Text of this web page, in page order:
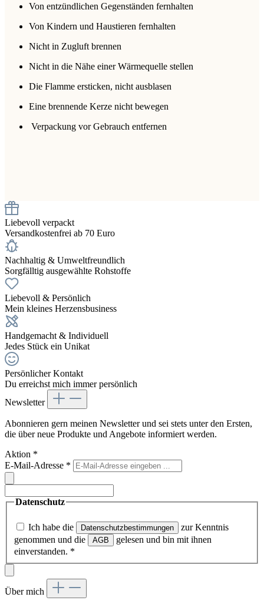
Von entzündlichen Gegenständen fernhalten
Von Kindern und Haustieren fernhalten
Nicht in Zugluft brennen
Nicht in die Nähe einer Wärmequelle stellen
Die Flamme ersticken, nicht ausblasen
Eine brennende Kerze nicht bewegen
Verpackung vor Gebrauch entfernen
Liebevoll verpackt
Versandkostenfrei ab 70 Euro
Nachhaltig & Umweltfreundlich
Sorgfälltig ausgewählte Rohstoffe
Liebevoll & Persönlich
Mein kleines Herzensbusiness
Handgemacht & Individuell
Jedes Stück ein Unikat
Persönlicher Kontakt
Du erreichst mich immer persönlich
Newsletter
Abonnieren gern meinen Newsletter und sei stets unter den Ersten,
die über neue Produkte und Angebote informiert werden.
Aktion *
E-Mail-Adresse *
Datenschutz
Ich habe die Datenschutzbestimmungen
zur Kenntnis
genommen und die
AGB
gelesen und bin mit ihnen
einverstanden. *
Über mich